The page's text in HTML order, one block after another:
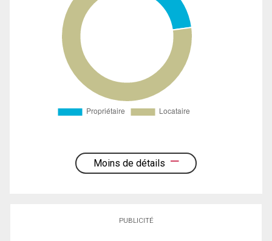
Moins de détails
PUBLICITÉ